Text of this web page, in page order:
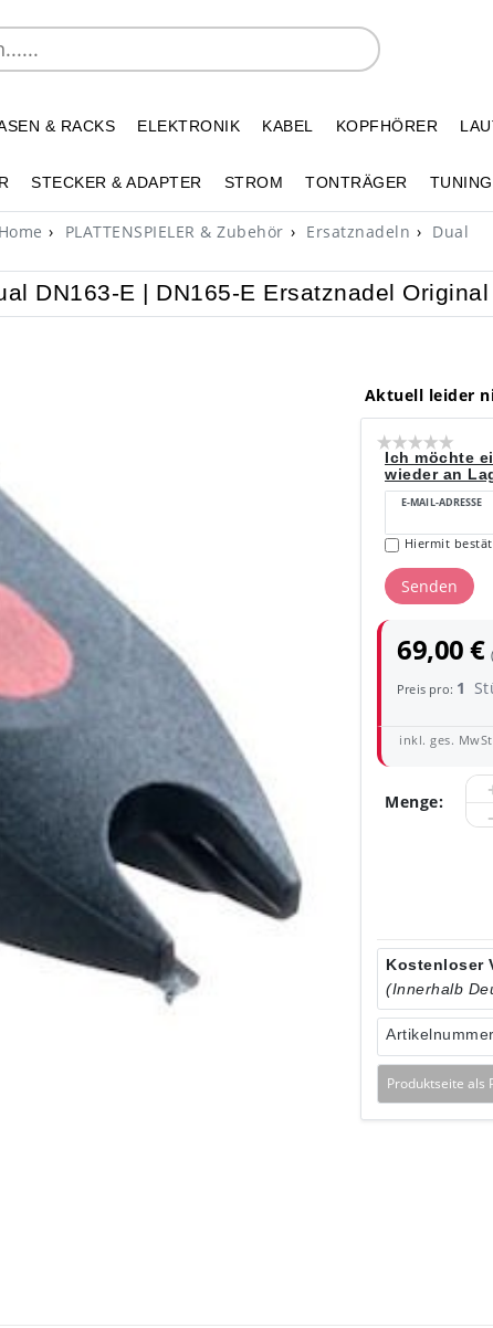
& RACKS ELEKTRONIK KABEL KOPFHÖRER
STECKER & ADAPTER STROM TONTRÄGER
Home PLATTENSPIELER & Zubehör Ersatznadeln Dual
DN163-E | DN165-E Ersatznadel Original
Aktuell leider
Ich möchte
wieder an
E-MAIL-ADRESSE
Hiermit
Senden
69,00 €
Preis pro: 1
inkl. ges.
Menge:
Kostenloser
(Innerhalb
Produktseite als